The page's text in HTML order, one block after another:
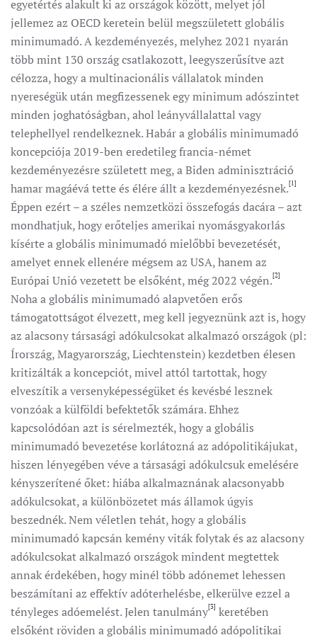
egyetértés alakult ki az országok között, melyet jól
jellemez az OECD keretein belül megszületett globális
minimumadó. A kezdeményezés, melyhez 2021 nyarán
több mint 130 ország csatlakozott, leegyszerűsítve azt
célozza, hogy a multinacionális vállalatok minden
nyereségük után megfizessenek egy minimum adószintet
minden joghatóságban, ahol leányvállalattal vagy
telephellyel rendelkeznek. Habár a globális minimumadó
koncepciója 2019-ben eredetileg francia-német
kezdeményezésre született meg, a Biden adminisztráció
hamar magáévá tette és élére állt a kezdeményezésnek.[1]
Éppen ezért – a széles nemzetközi összefogás dacára – azt
mondhatjuk, hogy erőteljes amerikai nyomásgyakorlás
kísérte a globális minimumadó mielőbbi bevezetését,
amelyet ennek ellenére mégsem az USA, hanem az
Európai Unió vezetett be elsőként, még 2022 végén.[2]
Noha a globális minimumadó alapvetően erős
támogatottságot élvezett, meg kell jegyeznünk azt is, hogy
az alacsony társasági adókulcsokat alkalmazó országok (pl:
Írország, Magyarország, Liechtenstein) kezdetben élesen
kritizálták a koncepciót, mivel attól tartottak, hogy
elveszítik a versenyképességüket és kevésbé lesznek
vonzóak a külföldi befektetők számára. Ehhez
kapcsolódóan azt is sérelmezték, hogy a globális
minimumadó bevezetése korlátozná az adópolitikájukat,
hiszen lényegében véve a társasági adókulcsuk emelésére
kényszerítené őket: hiába alkalmaznának alacsonyabb
adókulcsokat, a különbözetet más államok úgyis
beszednék. Nem véletlen tehát, hogy a globális
minimumadó kapcsán kemény viták folytak és az alacsony
adókulcsokat alkalmazó országok mindent megtettek
annak érdekében, hogy minél több adónemet lehessen
beszámítani az effektív adóterhelésbe, elkerülve ezzel a
tényleges adóemelést. Jelen tanulmány[3] keretében
elsőként röviden a globális minimumadó adópolitikai